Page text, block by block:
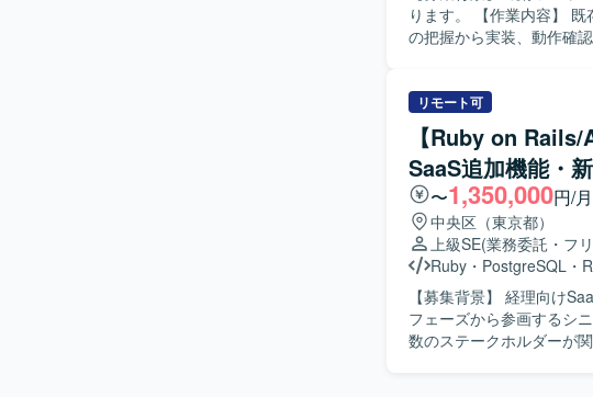
ります。 【作業内容】 既存システムへの機能追加や改修作業をご担当いただきます。設計内容
の把握から実装、動作確
おります。状況に応じて
いただける方が望ましいです。 【ポジションの魅力】 既存システムの機能
業務知識と開発スキルの
ム全体の構造理解を深めながら継
を用いたアプリケーショ
す。
リモート可
【Ruby on
SaaS追加機能・
〜1,350,000円/月
中央区（東京都）
上級SE(業務委託・フ
Ruby ・ PostgreSQL ・
【募集背景】 経理向け
フェーズから参画するシ
数のステークホルダーが